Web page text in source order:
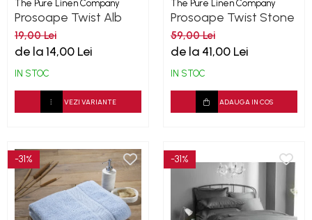
The Pure Linen Company
Prosoape Twist Alb
500GSM
19,00 Lei
de la 14,00 Lei
IN STOC
VEZI VARIANTE
The Pure Linen Company
Prosoape Twist Stone
500GSM
59,00 Lei
de la 41,00 Lei
IN STOC
ADAUGA IN COS
-31% -31%